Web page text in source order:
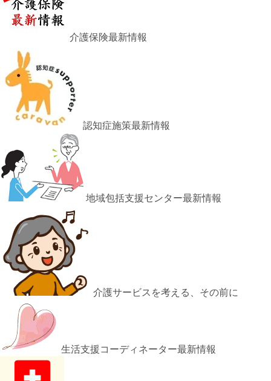
介護保険最新情報
認知症施策最新情報
地域包括支援センター最新情報
介護サービスを考える、その前に
生活支援コーディネーター最新情報